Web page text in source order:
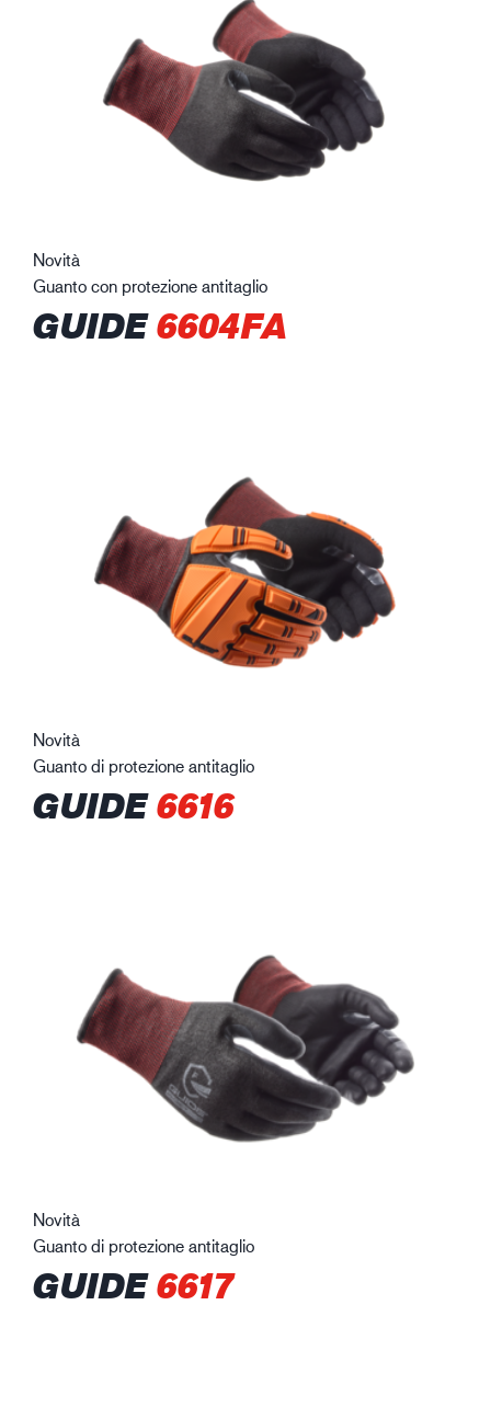
Novità
Guanto con protezione antitaglio
GUIDE6604FA
Novità
Guanto di protezione antitaglio
GUIDE6616
Novità
Guanto di protezione antitaglio
GUIDE6617